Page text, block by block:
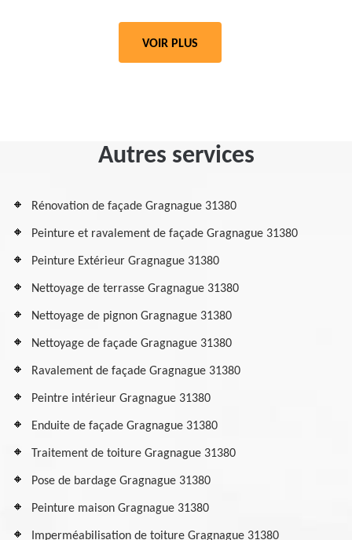
VOIR PLUS
Autres services
Rénovation de façade Gragnague 31380
Peinture et ravalement de façade Gragnague 31380
Peinture Extérieur Gragnague 31380
Nettoyage de terrasse Gragnague 31380
Nettoyage de pignon Gragnague 31380
Nettoyage de façade Gragnague 31380
Ravalement de façade Gragnague 31380
Peintre intérieur Gragnague 31380
Enduite de façade Gragnague 31380
Traitement de toiture Gragnague 31380
Pose de bardage Gragnague 31380
Peinture maison Gragnague 31380
Imperméabilisation de toiture Gragnague 31380